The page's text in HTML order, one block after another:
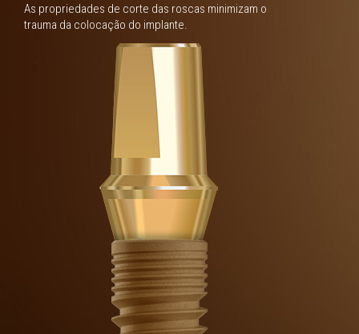
As propriedades de corte das roscas minimizam o
trauma da colocação do implante.